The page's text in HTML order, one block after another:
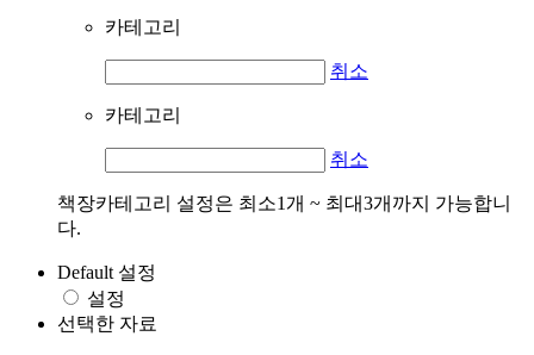
카테고리
취소
카테고리
취소
책장카테고리 설정은 최소1개 ~ 최대3개까지 가능합니
다.
Default 설정
설정
선택한 자료